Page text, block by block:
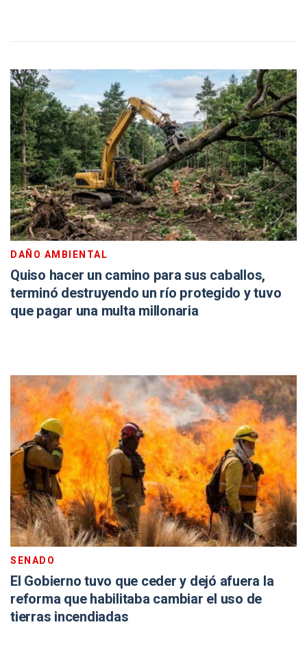
DAÑO AMBIENTAL
Quiso hacer un camino para sus caballos,
terminó destruyendo un río protegido y tuvo
que pagar una multa millonaria
SENADO
El Gobierno tuvo que ceder y dejó afuera la
reforma que habilitaba cambiar el uso de
tierras incendiadas